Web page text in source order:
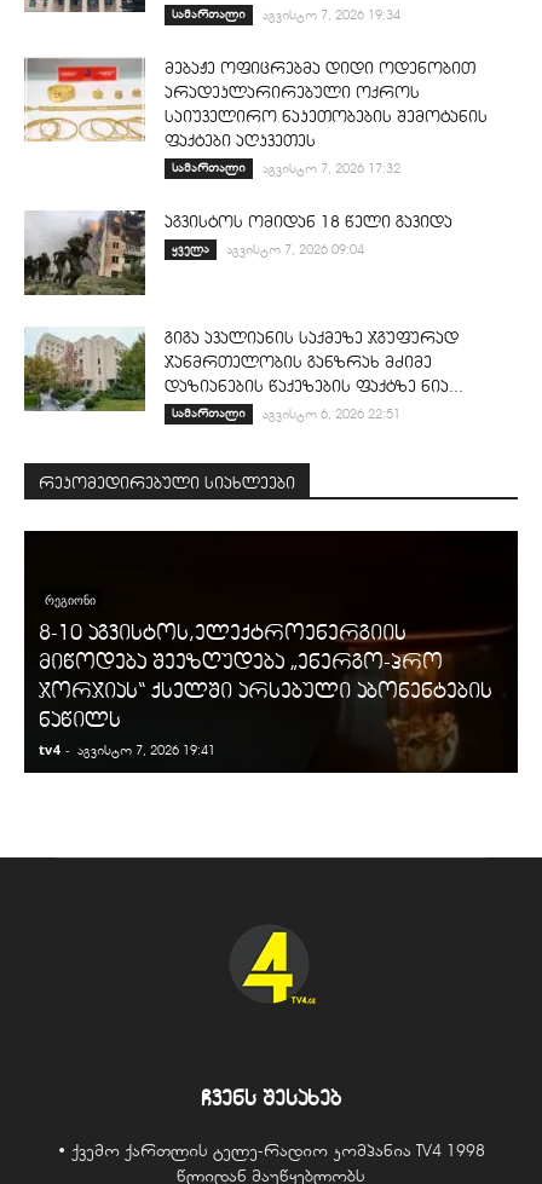
სამართალი აგვისტო 7, 2026 19:34
მებაჟე ოფიცრებმა დიდი ოდენობით
არადეკლარირებული ოქროს
საიუველირო ნაკეთობების შემოტანის
ფაქტები აღკვეთეს
სამართალი აგვისტო 7, 2026 17:32
აგვისტოს ომიდან 18 წელი გავიდა
ყველა აგვისტო 7, 2026 09:04
გიგა ავალიანის საქმეზე ჯგუფურად
ჯანმრთელობის განზრახ მძიმე
დაზიანების წაქეზების ფაქტზე ნია...
სამართალი აგვისტო 6, 2026 22:51
რეკომედირებული სიახლეები
ᲠᲔᲒᲘᲝᲜᲘ
8-10 აგვისტოს,ელექტროენერგიის
მიწოდება შეეზღუდება „ენერგო-პრო
ჯორჯიას“ ქსელში არსებული აბონენტების
ნაწილს
tv4 - აგვისტო 7, 2026 19:41
ჩვენს შესახებ
• ქვემო ქართლის ტელე-რადიო კომპანია TV4 1998
წლიდან მაუწყებლობს